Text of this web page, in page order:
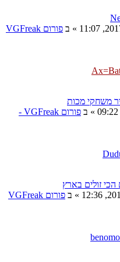
» ב
פורום VGFreak
משחקי מכות
» ב
פורום VGFreak -
הכי זולים בארץ
» ב
פורום VGFreak